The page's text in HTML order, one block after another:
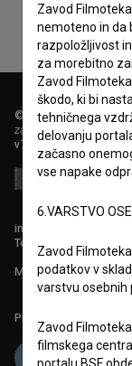
© 2018-2026,
zavod za širjenje
v7.151.0
info@filmoteka.si
Tehnična pomoč:
Mednarodna številka
Projekt sofinancira:
Zavod
nemoteno in da
razpoložljivost
za morebitno
Zavod
škodo, ki bi
tehničnega
delovanju
začasno
vse napake
6.VARSTVO
Zavod
podatkov v
varstvu osebnih
Zavod
filmskega